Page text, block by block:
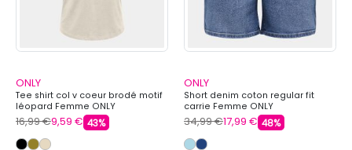
ONLY
Tee shirt col v coeur brodé motif
léopard Femme ONLY
16,99 €9,59 € 43%
ONLY
Short denim coton regular fit
carrie Femme ONLY
34,99 €17,99 € 48%